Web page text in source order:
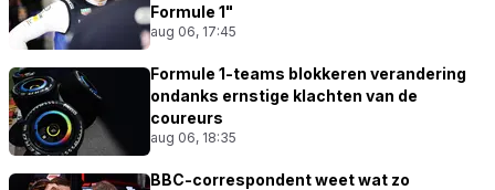
Formule 1"
aug 06, 17:45
Formule 1-teams blokkeren verandering
ondanks ernstige klachten van de
coureurs
aug 06, 18:35
BBC-correspondent weet wat zo